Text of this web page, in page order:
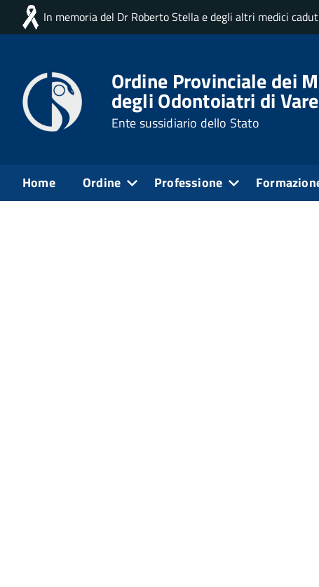
In memoria del Dr Roberto Stella e degli altri medici
Ordine Provinciale dei
degli Odontoiatri di
Ente sussidiario dello Stato
Home Ordine Professione
Home Docman categorie
▼
Decisioni
Piano triennale
Verbali Collegio Revisori dei Conti